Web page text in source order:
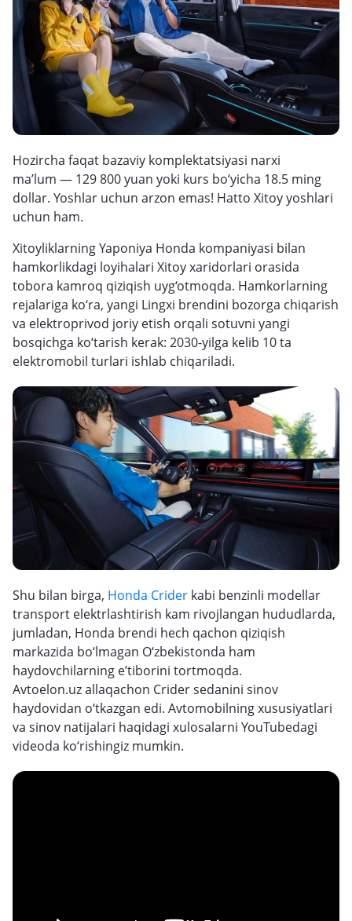
Hozircha faqat bazaviy komplektatsiyasi narxi
ma’lum — 129 800 yuan yoki kurs bo‘yicha 18.5 ming
dollar. Yoshlar uchun arzon emas! Hatto Xitoy yoshlari
uchun ham.
Xitoyliklarning Yaponiya Honda kompaniyasi bilan
hamkorlikdagi loyihalari Xitoy xaridorlari orasida
tobora kamroq qiziqish uyg‘otmoqda. Hamkorlarning
rejalariga ko‘ra, yangi Lingxi brendini bozorga chiqarish
va elektroprivod joriy etish orqali sotuvni yangi
bosqichga ko‘tarish kerak: 2030-yilga kelib 10 ta
elektromobil turlari ishlab chiqariladi.
Shu bilan birga, Honda Crider kabi benzinli modellar
transport elektrlashtirish kam rivojlangan hududlarda,
jumladan, Honda brendi hech qachon qiziqish
markazida bo‘lmagan O‘zbekistonda ham
haydovchilarning e’tiborini tortmoqda.
Avtoelon.uz allaqachon Crider sedanini sinov
haydovidan o‘tkazgan edi. Avtomobilning xususiyatlari
va sinov natijalari haqidagi xulosalarni YouTubedagi
videoda ko‘rishingiz mumkin.